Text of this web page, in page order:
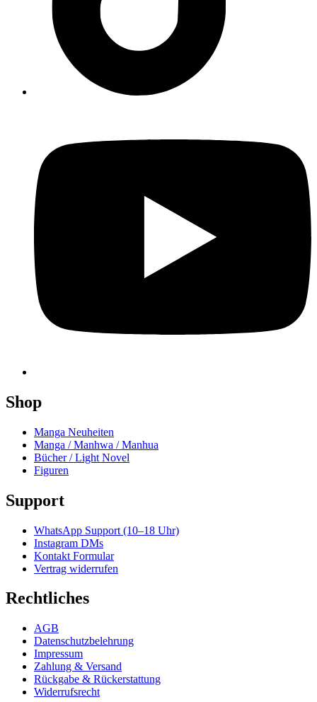
Shop
Manga Neuheiten
Manga / Manhwa / Manhua
Bücher / Light Novel
Figuren
Support
WhatsApp Support (10–18 Uhr)
Instagram DMs
Kontakt Formular
Vertrag widerrufen
Rechtliches
AGB
Datenschutzbelehrung
Impressum
Zahlung & Versand
Rückgabe & Rückerstattung
Widerrufsrecht